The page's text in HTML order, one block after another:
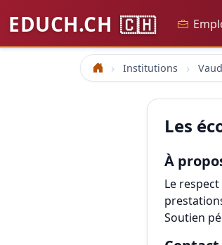
EDUCH.CH 🇨🇭
Accueil Institutions Vaud
Les
À
Le
Soutien